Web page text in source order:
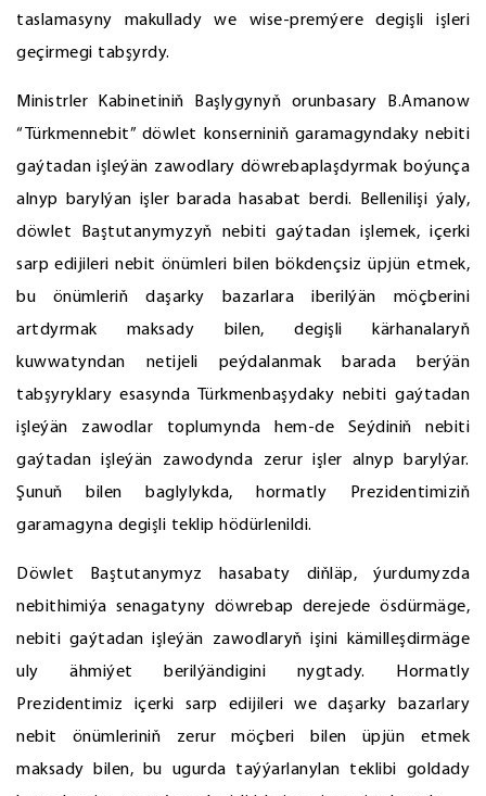
taslamasyny makullady we wise-premýere degişli işleri
geçirmegi tabşyrdy.
Ministrler Kabinetiniň Başlygynyň orunbasary B.Amanow
“Türkmennebit” döwlet konserniniň garamagyndaky nebiti
gaýtadan işleýän zawodlary döwrebaplaşdyrmak boýunça
alnyp barylýan işler barada hasabat berdi. Bellenilişi ýaly,
döwlet Baştutanymyzyň nebiti gaýtadan işlemek, içerki
sarp edijileri nebit önümleri bilen bökdençsiz üpjün etmek,
bu önümleriň daşarky bazarlara iberilýän möçberini
artdyrmak maksady bilen, degişli kärhanalaryň
kuwwatyndan netijeli peýdalanmak barada berýän
tabşyryklary esasynda Türkmenbaşydaky nebiti gaýtadan
işleýän zawodlar toplumynda hem-de Seýdiniň nebiti
gaýtadan işleýän zawodynda zerur işler alnyp barylýar.
Şunuň bilen baglylykda, hormatly Prezidentimiziň
garamagyna degişli teklip hödürlenildi.
Döwlet Baştutanymyz hasabaty diňläp, ýurdumyzda
nebithimiýa senagatyny döwrebap derejede ösdürmäge,
nebiti gaýtadan işleýän zawodlaryň işini kämilleşdirmäge
uly ähmiýet berilýändigini nygtady. Hormatly
Prezidentimiz içerki sarp edijileri we daşarky bazarlary
nebit önümleriniň zerur möçberi bilen üpjün etmek
maksady bilen, bu ugurda taýýarlanylan teklibi goldady